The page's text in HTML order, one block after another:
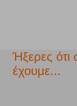
Ήξερες ότι
έχουμε...